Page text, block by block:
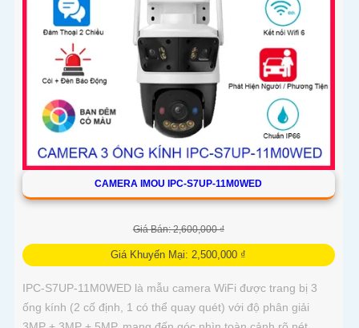
CAMERA IMOU IPC-S7UP-11M0WED
Giá Bán: 2,600,000 ₫
Giá Khuyến Mại: 2,500,000 ₫
IPC-S7UP-11M0WED là mẫu camera WiFi được trang bị 3
ống kính (2 cố định, 1 có thể quay quét) với độ phân giải